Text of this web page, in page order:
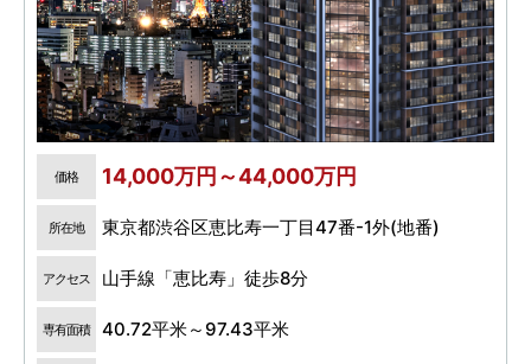
価格 14,000万円～44,000万円
所在地 東京都渋谷区恵比寿一丁目47番-1外(地番)
アクセス 山手線「恵比寿」徒歩8分
専有面積 40.72平米～97.43平米